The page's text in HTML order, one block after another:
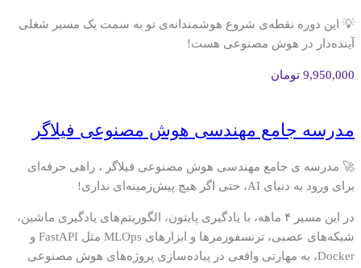
💡 این دوره نقطه‌ی شروع هوشمندانه‌ی تو به‌ سمت یک مسیر شغلی
آینده‌دار در هوش مصنوعی هست!
9,950,000 تومان
مدرسه جامع مهندسی هوش مصنوعی فیلاگر
🚀 مدرسه ی جامع مهندسی هوش مصنوعی فیلاگر ، راهی حرفه‌ای
برای ورود به دنیای AI، حتی اگر هیچ پیش‌زمینه‌ای نداری!
در این مسیر ۴ ماهه، با یادگیری پایتون، الگوریتم‌های یادگیری ماشین،
شبکه‌های عصبی، ترنسفورمرها و ابزارهای MLOps مثل FastAPI و
Docker، به مهارتی واقعی در پیاده‌سازی پروژه‌های هوش مصنوعی